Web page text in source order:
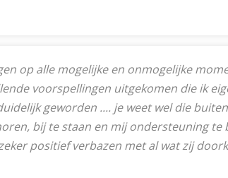
op alle mogelijke en onmogelijke
voorspellingen uitgekomen die ik
geworden .... je weet wel die
bij te staan en mij ondersteuning te
positief verbazen met al wat zij